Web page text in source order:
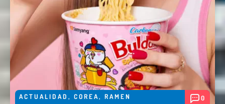
ACTUALIDAD , COREA, RAMEN 0